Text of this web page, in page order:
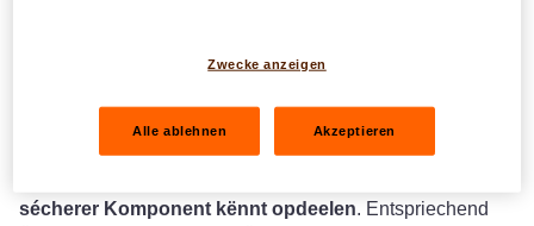
dës ze verwierklechen? Mat easyLIFE Invest for Future
easyLIFE Invest for Future ass enInvestmentproduit
sécherer Komponent kënnt opdeelen. Entspriechend
Zwecke anzeigen
Alle ablehnen Akzeptieren